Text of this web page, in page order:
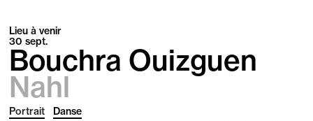
Lieu à venir
30sept.
Bouchra Ouizguen
Nahl
Portrait
Danse